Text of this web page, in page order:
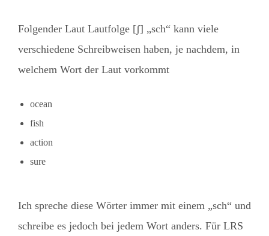
Folgender Laut Lautfolge [⁠ʃ⁠] „sch“ kann viele
verschiedene Schreibweisen haben, je nachdem, in
welchem Wort der Laut vorkommt
ocean
fish
action
sure
Ich spreche diese Wörter immer mit einem „sch“ und
schreibe es jedoch bei jedem Wort anders. Für LRS